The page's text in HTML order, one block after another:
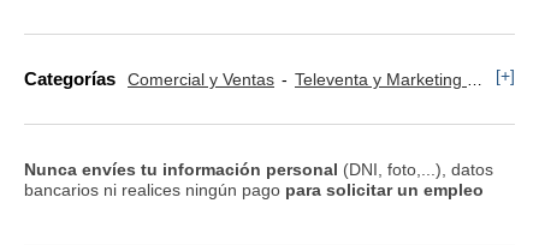
Categorías Comercial y Ventas Televenta y Marketing Telefónico [+]
Nunca envíes tu información personal (DNI, foto,...), datos
bancarios ni realices ningún pago para solicitar un empleo